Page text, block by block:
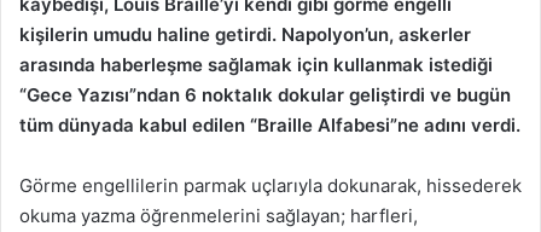
kaybedişi, Louis Braille’yi kendi gibi görme engelli
kişilerin umudu haline getirdi. Napolyon’un, askerler
arasında haberleşme sağlamak için kullanmak istediği
“Gece Yazısı”ndan 6 noktalık dokular geliştirdi ve bugün
tüm dünyada kabul edilen “Braille Alfabesi”ne adını verdi.
Görme engellilerin parmak uçlarıyla dokunarak, hissederek
okuma yazma öğrenmelerini sağlayan; harfleri,